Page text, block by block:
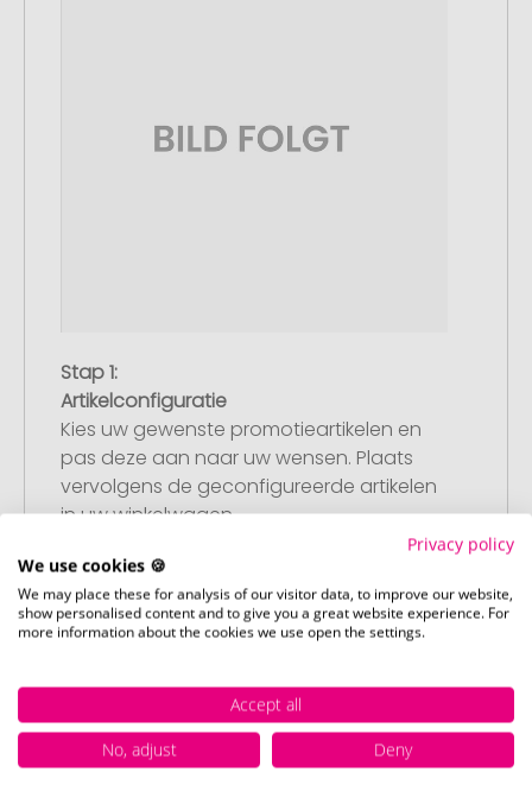
Stap 1:
Artikelconfiguratie
Kies uw gewenste promotieartikelen en
pas deze aan naar uw wensen. Plaats
vervolgens de geconfigureerde artikelen
in uw winkelwagen.
Privacy policy
We use cookies 🍪
We may place these for analysis of our visitor data, to improve our website,
show personalised content and to give you a great website experience. For
more information about the cookies we use open the settings.
Accept all
No, adjust
Deny